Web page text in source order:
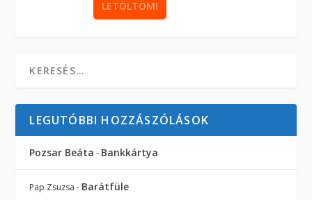
LEGUTÓBBI HOZZÁSZÓLÁSOK
Pozsar Beáta - Bankkártya
Pap Zsuzsa - Barátfüle